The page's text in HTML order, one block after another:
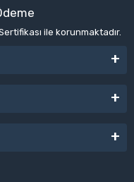
ile korunmaktadır.